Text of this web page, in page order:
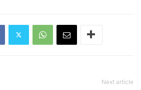
Next article